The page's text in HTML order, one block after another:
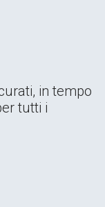
in tempo
tutti i